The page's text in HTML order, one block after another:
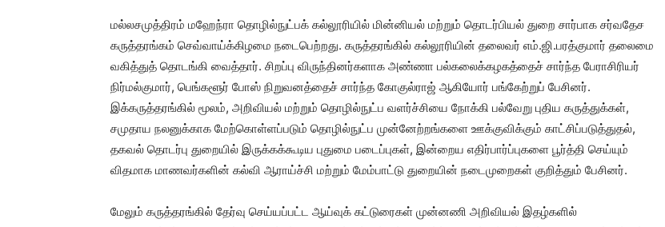
மல்லசமுத்திரம் மஹேந்ரா தொழில்நுட்பக் கல்லூரியில் மின்னியல் மற்றும் தொடர்பியல் துறை சார்பாக சர்வதேச
கருத்தரங்கம் செவ்வாய்க்கிழமை நடைபெற்றது. கருத்தரங்கில் கல்லூரியின் தலைவர் எம்.ஜி.பரத்குமார் தலைமை
வகித்துத் தொடங்கி வைத்தார். சிறப்பு விருந்தினர்களாக அண்ணா பல்கலைக்கழகத்தைச் சார்ந்த பேராசிரியர்
நிர்மல்குமார், பெங்களூர் போஸ் நிறுவனத்தைச் சார்ந்த கோகுல்ராஜ் ஆகியோர் பங்கேற்றுப் பேசினர்.
இக்கருத்தரங்கில் மூலம், அறிவியல் மற்றும் தொழில்நுட்ப வளர்ச்சியை நோக்கி பல்வேறு புதிய கருத்துக்கள்,
சமுதாய நலனுக்காக மேற்கொள்ளப்படும் தொழில்நுட்ப முன்னேற்றங்களை ஊக்குவிக்கும் காட்சிப்படுத்துதல்,
தகவல் தொடர்பு துறையில் இருக்கக்கூடிய புதுமை படைப்புகள், இன்றைய எதிர்பார்ப்புகளை பூர்த்தி செய்யும்
விதமாக மாணவர்களின் கல்வி ஆராய்ச்சி மற்றும் மேம்பாட்டு துறையின் நடைமுறைகள் குறித்தும் பேசினர்.
மேலும் கருத்தரங்கில் தேர்வு செய்யப்பட்ட ஆய்வுக் கட்டுரைகள் முன்னணி அறிவியல் இதழ்களில்